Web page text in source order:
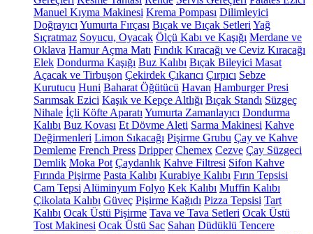
Manuel Kıyma Makinesi Krema Pompası Dilimleyici
Doğrayıcı Yumurta Fırçası Bıçak ve Bıçak Setleri Yağ
Sıçratmaz Soyucu, Oyacak Ölçü Kabı ve Kaşığı Merdane ve
Oklava Hamur Açma Matı Fındık Kıracağı ve Ceviz Kıracağı
Elek Dondurma Kaşığı Buz Kalıbı Bıçak Bileyici Masat
Açacak ve Tirbuşon Çekirdek Çıkarıcı Çırpıcı Sebze
Kurutucu Huni Baharat Öğütücü Havan Hamburger Presi
Sarımsak Ezici Kaşık ve Kepçe Altlığı Bıçak Standı Süzgeç
Nihale İçli Köfte Aparatı Yumurta Zamanlayıcı Dondurma
Kalıbı Buz Kovası Et Dövme Aleti Sarma Makinesi Kahve
Değirmenleri Limon Sıkacağı Pişirme Grubu Çay ve Kahve
Demleme French Press Dripper Chemex Cezve Çay Süzgeci
Demlik Moka Pot Çaydanlık Kahve Filtresi Sifon Kahve
Fırında Pişirme Pasta Kalıbı Kurabiye Kalıbı Fırın Tepsisi
Cam Tepsi Alüminyum Folyo Kek Kalıbı Muffin Kalıbı
Çikolata Kalıbı Güveç Pişirme Kağıdı Pizza Tepsisi Tart
Kalıbı Ocak Üstü Pişirme Tava ve Tava Setleri Ocak Üstü
Tost Makinesi Ocak Üstü Sac Sahan Düdüklü Tencere